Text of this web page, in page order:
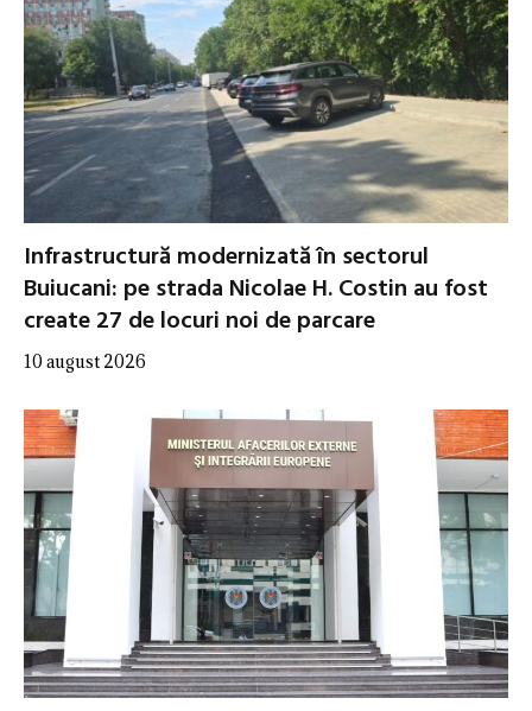
Infrastructură modernizată în sectorul
Buiucani: pe strada Nicolae H. Costin au fost
create 27 de locuri noi de parcare
10 august 2026